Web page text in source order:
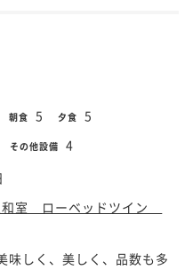
朝食 5 夕食 5
その他設備 4
和室 ローベッドツイン
味しく、美しく、品数も多